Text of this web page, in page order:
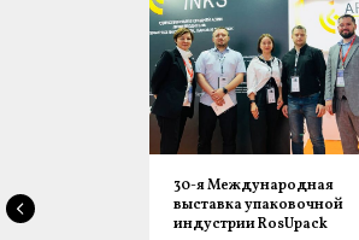
30-я Международная
выставка упаковочной
индустрии RosUpack